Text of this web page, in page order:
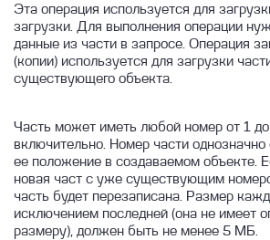
Clickhouse
Создание базы данных
MySQL
Описание баз данных и
О сервисе Linx Cloud
Как получить логи Базы
Эта операция используется для
загрузки. Для выполнения операции
данные из части в запросе. Операция
(копии) используется для загрузки
существующего объекта.
Часть может иметь любой номер от 1
включительно. Номер части однозначно
ее положение в создаваемом объекте.
новая част с уже существующим
часть будет перезаписана. Размер
исключением последней (она не имеет
размеру), должен быть не менее 5 МБ.